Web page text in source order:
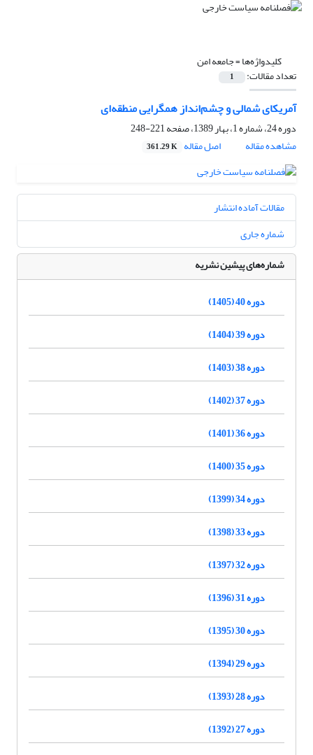
کلیدواژه‌ها =جامعه امن
تعداد مقالات: 1
آمریکای شمالی و چشم‌انداز همگرایی منطقه‌ای ‏
دوره 24، شماره 1، بهار 1389، صفحه
221-248
مشاهده مقاله
اصل مقاله 361.29 K
مقالات آماده انتشار
شماره جاری
شماره‌های پیشین نشریه
دوره 40 (1405)
دوره 39 (1404)
دوره 38 (1403)
دوره 37 (1402)
دوره 36 (1401)
دوره 35 (1400)
دوره 34 (1399)
دوره 33 (1398)
دوره 32 (1397)
دوره 31 (1396)
دوره 30 (1395)
دوره 29 (1394)
دوره 28 (1393)
دوره 27 (1392)